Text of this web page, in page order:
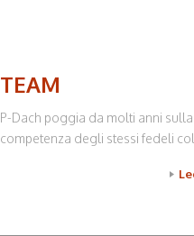
TEAM
P-Dach poggia da molti anni sulla
competenza degli stessi fedeli